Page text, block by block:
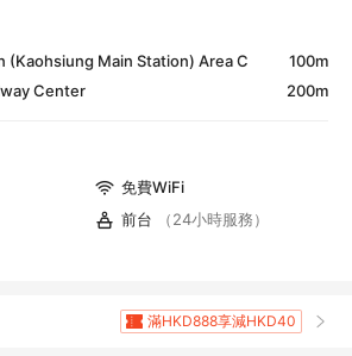
(Kaohsiung Main Station) Area C
100m
Center
200m
免費WiFi
前台
（24小時服務）
滿HKD888享減HKD40